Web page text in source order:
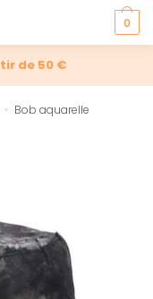
0
de 50 €
» Bob aquarelle